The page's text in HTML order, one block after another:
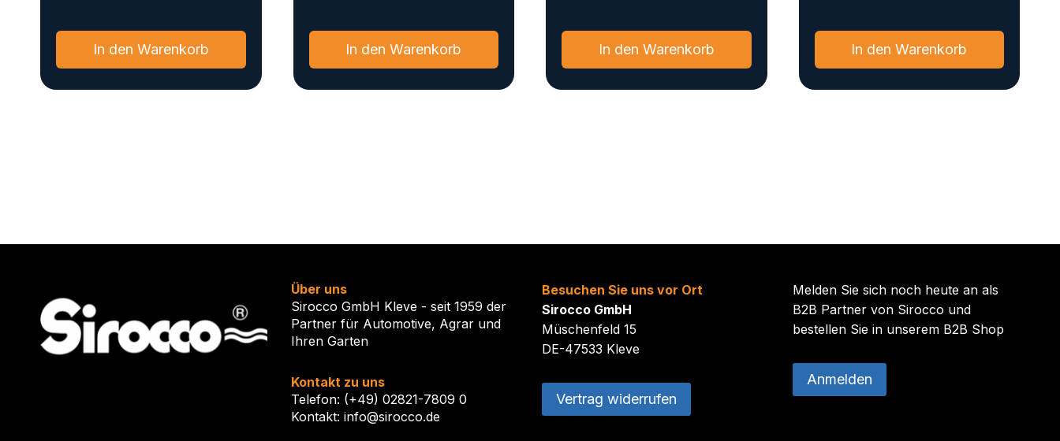
In den Warenkorb In den Warenkorb In den Warenkorb In den Warenkorb
Über uns
Sirocco GmbH Kleve - seit 1959 der
Partner für Automotive, Agrar und
Ihren Garten
Kontakt zu uns
Telefon: (+49) 02821-7809 0
Kontakt: info@sirocco.de
Besuchen Sie uns vor Ort
Sirocco GmbH
Müschenfeld 15
DE-47533 Kleve
Vertrag widerrufen
Melden Sie sich noch heute an als
B2B Partner von Sirocco und
bestellen Sie in unserem B2B Shop
Anmelden